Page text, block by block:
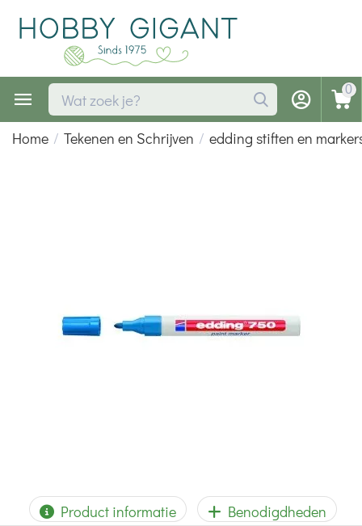
0
Home / Tekenen en Schrijven / edding stiften en
Product informatie Benodigdheden